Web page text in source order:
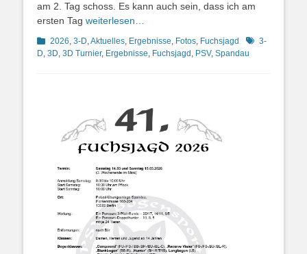
am 2. Tag schoss. Es kann auch sein, dass ich am
ersten Tag weiterlesen…
Kategorien
2026, 3-D,Aktuelles, Ergebnisse, Fotos, Fuchsjagd Schlagworte
3-
D, 3D, 3D Turnier, Ergebnisse, Fuchsjagd , PSV, Spandau